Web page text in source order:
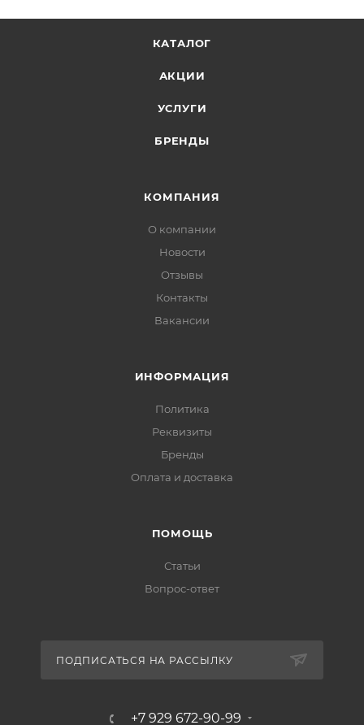
КАТАЛОГ
АКЦИИ
УСЛУГИ
БРЕНДЫ
КОМПАНИЯ
О компании
Новости
Отзывы
Контакты
Вакансии
ИНФОРМАЦИЯ
Политика
Реквизиты
Бренды
Оплата и доставка
ПОМОЩЬ
Статьи
Вопрос-ответ
ПОДПИСАТЬСЯ НА РАССЫЛКУ
+7 929 672-90-99